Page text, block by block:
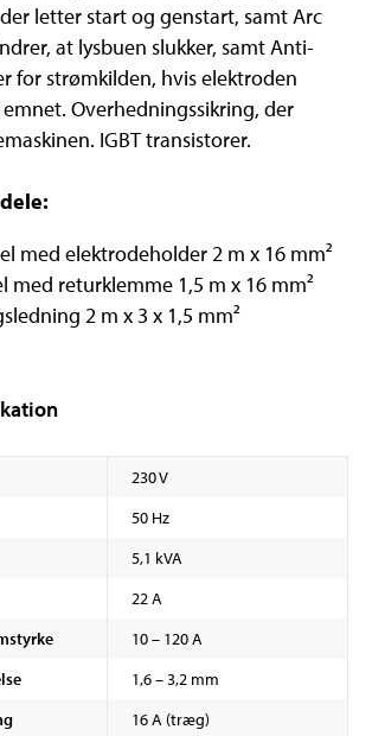
letter start og genstart, samt Arc
at lysbuen slukker, samt Anti-
for strømkilden, hvis elektroden
Overhedningssikring, der
IGBT transistorer.
med elektrodeholder 2 m x 16 mm²
med returklemme 1,5 m x 16 mm²
2 m x 3 x 1,5 mm²
230 V
50 Hz
5,1 kVA
22 A
10 – 120 A
1,6 – 3,2 mm
16 A (træg)